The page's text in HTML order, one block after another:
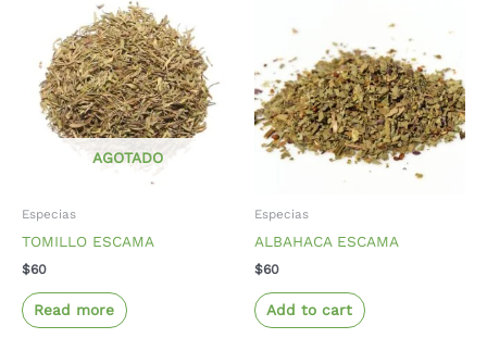
AGOTADO
Especias
TOMILLO ESCAMA
$60
Read more
Especias
ALBAHACA ESCAMA
$60
Add to cart